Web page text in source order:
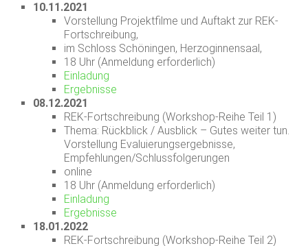
10.11.2021
Vorstellung Projektfilme und Auftakt zur REK-
Fortschreibung,
im Schloss Schöningen, Herzoginnensaal,
18 Uhr (Anmeldung erforderlich)
Einladung
Ergebnisse
08.12.2021
REK-Fortschreibung (Workshop-Reihe Teil 1)
Thema: Rückblick / Ausblick – Gutes weiter tun.
Vorstellung Evaluierungsergebnisse,
Empfehlungen/Schlussfolgerungen
online
18 Uhr (Anmeldung erforderlich)
Einladung
Ergebnisse
18.01.2022
REK-Fortschreibung (Workshop-Reihe Teil 2)